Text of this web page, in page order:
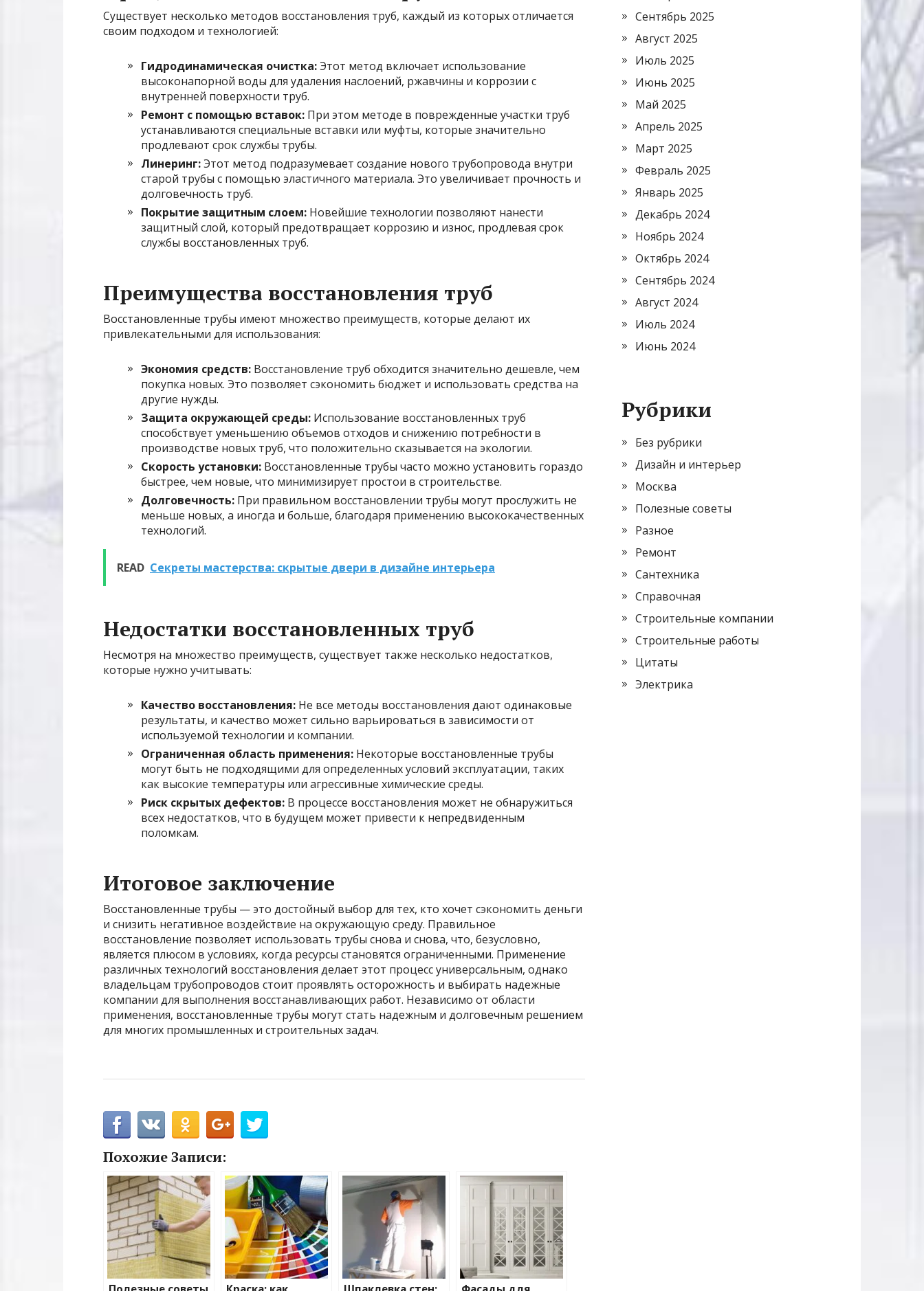
Существует несколько методов восстановления труб, каждый из которых отличается
своим подходом и технологией:
Гидродинамическая очистка:Этот метод включает использование
высоконапорной воды для удаления наслоений, ржавчины и коррозии с
внутренней поверхности труб.
Ремонт с помощью вставок: При этом методе в поврежденные участки труб
устанавливаются специальные вставки или муфты, которые значительно
продлевают срок службы трубы.
Линеринг:Этот метод подразумевает создание нового трубопровода внутри
старой трубы с помощью эластичного материала. Это увеличивает прочность и
долговечность труб.
Покрытие защитным слоем: Новейшие технологии позволяют нанести
защитный слой, который предотвращает коррозию и износ, продлевая срок
службы восстановленных труб.
Преимущества восстановления труб
Восстановленные трубы имеют множество преимуществ, которые делают их
привлекательными для использования:
Экономия средств: Восстановление труб обходится значительно дешевле, чем
покупка новых. Это позволяет сэкономить бюджет и использовать средства на
другие нужды.
Защита окружающей среды: Использование восстановленных труб
способствует уменьшению объемов отходов и снижению потребности в
производстве новых труб, что положительно сказывается на экологии.
Скорость установки: Восстановленные трубы часто можно установить гораздо
быстрее, чем новые, что минимизирует простои в строительстве.
Долговечность: При правильном восстановлении трубы могут прослужить не
меньше новых, а иногда и больше, благодаря применению высококачественных
технологий.
READ Секреты мастерства: скрытые двери в дизайне интерьера
Недостатки восстановленных труб
Несмотря на множество преимуществ, существует также несколько недостатков,
которые нужно учитывать:
Качество восстановления: Не все методы восстановления дают одинаковые
результаты, и качество может сильно варьироваться в зависимости от
используемой технологии и компании.
Ограниченная область применения: Некоторые восстановленные трубы
могут быть не подходящими для определенных условий эксплуатации, таких
как высокие температуры или агрессивные химические среды.
Риск скрытых дефектов: В процессе восстановления может не обнаружиться
всех недостатков, что в будущем может привести к непредвиденным
поломкам.
Итоговое заключение
Восстановленные трубы — это достойный выбор для тех, кто хочет сэкономить деньги
и снизить негативное воздействие на окружающую среду. Правильное
восстановление позволяет использовать трубы снова и снова, что, безусловно,
является плюсом в условиях, когда ресурсы становятся ограниченными. Применение
различных технологий восстановления делает этот процесс универсальным, однако
владельцам трубопроводов стоит проявлять осторожность и выбирать надежные
компании для выполнения восстанавливающих работ. Независимо от области
применения, восстановленные трубы могут стать надежным и долговечным решением
для многих промышленных и строительных задач.
Похожие Записи:
Сентябрь 2025
Август 2025
Июль 2025
Июнь 2025
Май 2025
Апрель 2025
Март 2025
Февраль 2025
Январь 2025
Декабрь 2024
Ноябрь 2024
Октябрь 2024
Сентябрь 2024
Август 2024
Июль 2024
Июнь 2024
Рубрики
Без рубрики
Дизайн и интерьер
Москва
Полезные советы
Разное
Ремонт
Сантехника
Справочная
Строительные компании
Строительные работы
Цитаты
Электрика